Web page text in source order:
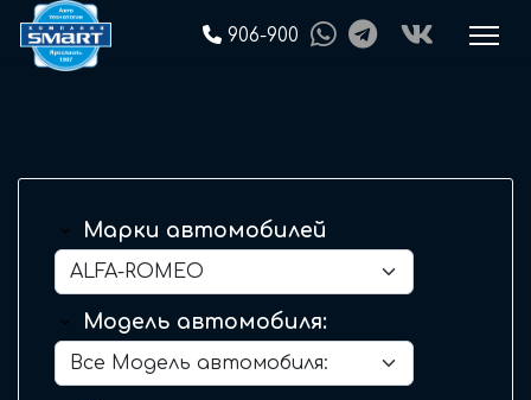
906-900
Марки автомобилей
Модель автомобиля: